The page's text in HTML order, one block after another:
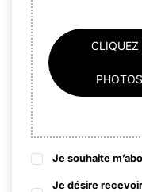
CLIQUEZ
Je souhaite
Je désire